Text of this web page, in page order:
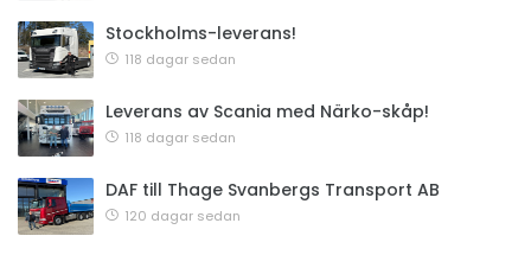
Stockholms-leverans!
118 dagar sedan
Leverans av Scania med Närko-skåp!
118 dagar sedan
DAF till Thage Svanbergs Transport AB
120 dagar sedan